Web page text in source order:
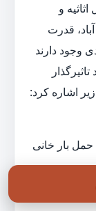
و
قدرت
وجود دارند
اشاره کرد:
حمل بار خانی